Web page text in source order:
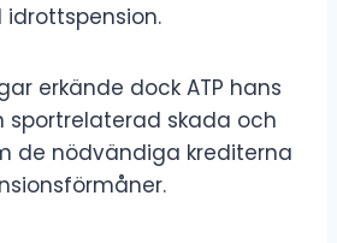
idrottspension.
erkände dock ATP hans
sportrelaterad skada och
de nödvändiga krediterna